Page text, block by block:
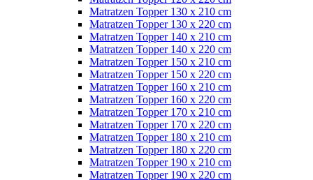
Matratzen Topper 130 x 210 cm
Matratzen Topper 130 x 220 cm
Matratzen Topper 140 x 210 cm
Matratzen Topper 140 x 220 cm
Matratzen Topper 150 x 210 cm
Matratzen Topper 150 x 220 cm
Matratzen Topper 160 x 210 cm
Matratzen Topper 160 x 220 cm
Matratzen Topper 170 x 210 cm
Matratzen Topper 170 x 220 cm
Matratzen Topper 180 x 210 cm
Matratzen Topper 180 x 220 cm
Matratzen Topper 190 x 210 cm
Matratzen Topper 190 x 220 cm